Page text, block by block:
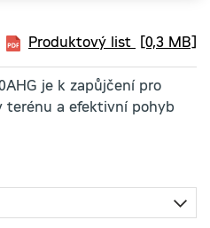
Produktový list [0,3 MB]
je k zapůjčení pro
terénu a efektivní pohyb